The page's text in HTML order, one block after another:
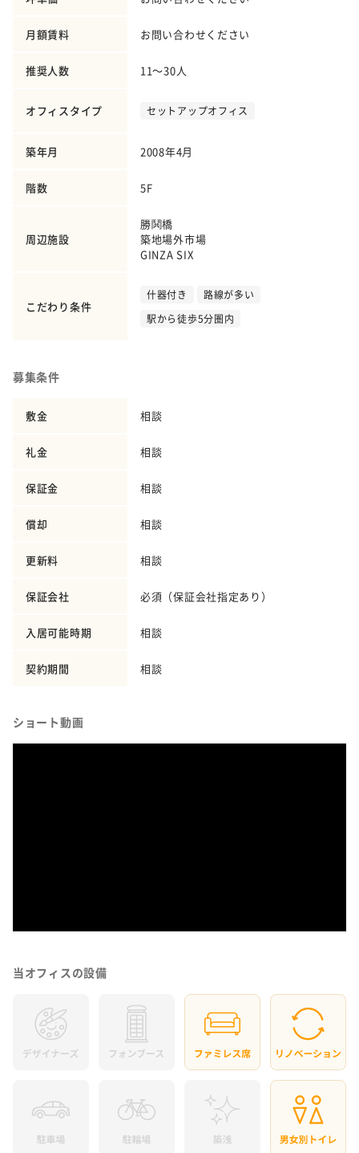
月額賃料 お問い合わせください
推奨人数 11～30人
オフィスタイプ セットアップオフィス
築年月 2008年4月
階数 5F
周辺施設
勝鬨橋
築地場外市場
GINZA SIX
こだわり条件
什器付き
路線が多い
駅から徒歩5分圏内
募集条件
敷金 相談
礼金 相談
保証金 相談
償却 相談
更新料 相談
保証会社 必須（保証会社指定あり）
入居可能時期 相談
契約期間 相談
ショート動画
当オフィスの設備